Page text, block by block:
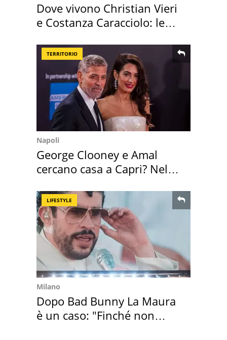
Dove vivono Christian Vieri
e Costanza Caracciolo: le
TERRITORIO
Napoli
George Clooney e Amal
cercano casa a Capri? Nel
LIFESTYLE
Milano
Dopo Bad Bunny La Maura
è un caso: "Finché non